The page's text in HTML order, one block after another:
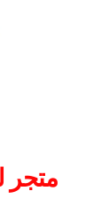
متجر